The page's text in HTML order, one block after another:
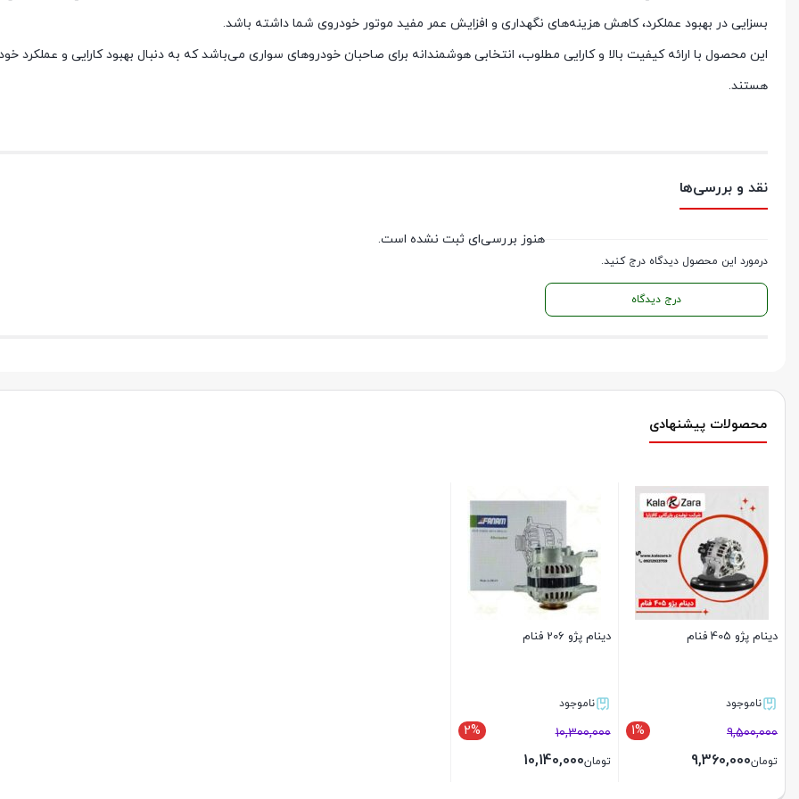
بسزایی در بهبود عملکرد، کاهش هزینه‌های نگهداری و افزایش عمر مفید موتور خودروی شما داشته باشد.
این محصول با ارائه کیفیت بالا و کارایی مطلوب، انتخابی هوشمندانه برای صاحبان خودروهای سواری می‌باشد که به دنبال بهبود کارایی و عملکرد
هستند.
نقد و بررسی‌ها
درمورد این محصول دیدگاه درج کنید.
درج دیدگاه
هنوز بررسی‌ای ثبت نشده است.
محصولات پیشنهادی
دینام پژو 405 فنام
ناموجود
1% 9,500,000
تومان9,360,000
دینام پژو 206 فنام
ناموجود
2% 10,300,000
تومان10,140,000